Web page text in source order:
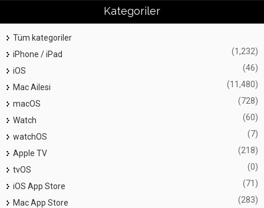
Kategoriler
Tüm kategoriler
iPhone / iPad
(1,232)
iOS (46)
Mac Ailesi (11,480)
macOS (728)
Watch (60)
watchOS (7)
Apple TV (218)
tvOS (0)
iOS App Store (71)
Mac App Store (283)